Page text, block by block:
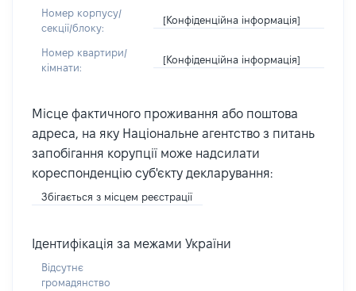
Номер корпусу/
секції/блоку:
[Конфіденційна інформація]
Номер квартири/
кімнати:
[Конфіденційна інформація]
Місце фактичного проживання або поштова
адреса, на яку Національне агентство з питань
запобігання корупції може надсилати
кореспонденцію суб'єкту декларування:
Збігається з місцем реєстрації
Ідентифікація за межами України
Відсутнє
громадянство